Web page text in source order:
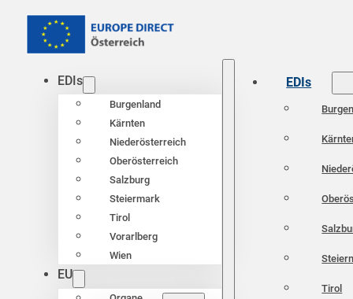
EDIs
Burgenland
Kärnten
Niederösterreich
Oberösterreich
Salzburg
Steiermark
Tirol
Vorarlberg
Wien
EU
EDIs
Tirol